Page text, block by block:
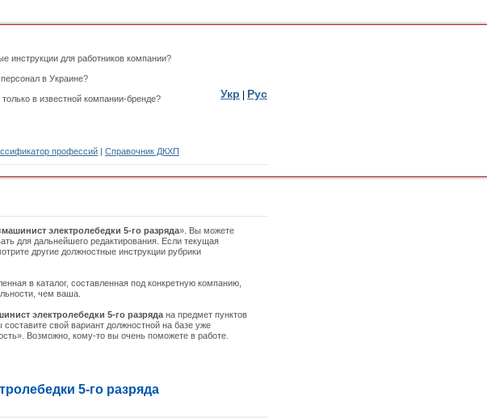
инструкции для работников компании?
в Украине?
в известной компании-бренде?
профессий | Справочник ДКХП
Укр Рус
машинист электролебедки 5-го разряда». Вы можете
для дальнейшего редактирования. Если текущая
другие должностные инструкции рубрики
в каталог, составленная под конкретную компанию,
чем ваша.
электролебедки 5-го разряда на предмет пунктов
свой вариант должностной на базе уже
Возможно, кому-то вы очень поможете в работе.
5-го разряда